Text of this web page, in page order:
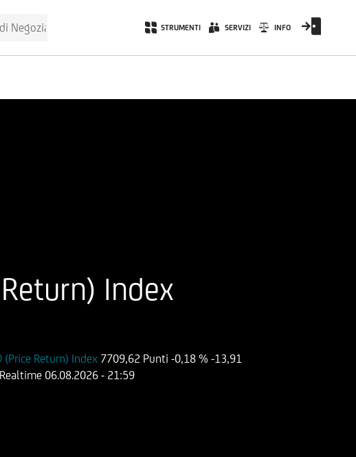
STRUMENTI SERVIZI INFO
Index
Return) Index 7709,62 Punti -0,18 %-13,91
06.08.2026 - 21:59